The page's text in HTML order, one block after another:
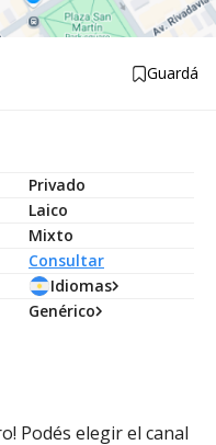
Guardá
Privado
Laico
Mixto
Consultar
Idiomas
Genérico
Podés elegir el canal